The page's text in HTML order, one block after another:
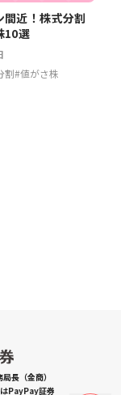
間近！株式分割
10選
割#値がさ株
長（金商）
PayPay証券